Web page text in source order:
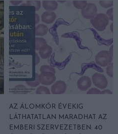
AZ ÁLOMKÓR ÉVEKIG
LÁTHATATLAN MARADHAT AZ
EMBERI SZERVEZETBEN: 40